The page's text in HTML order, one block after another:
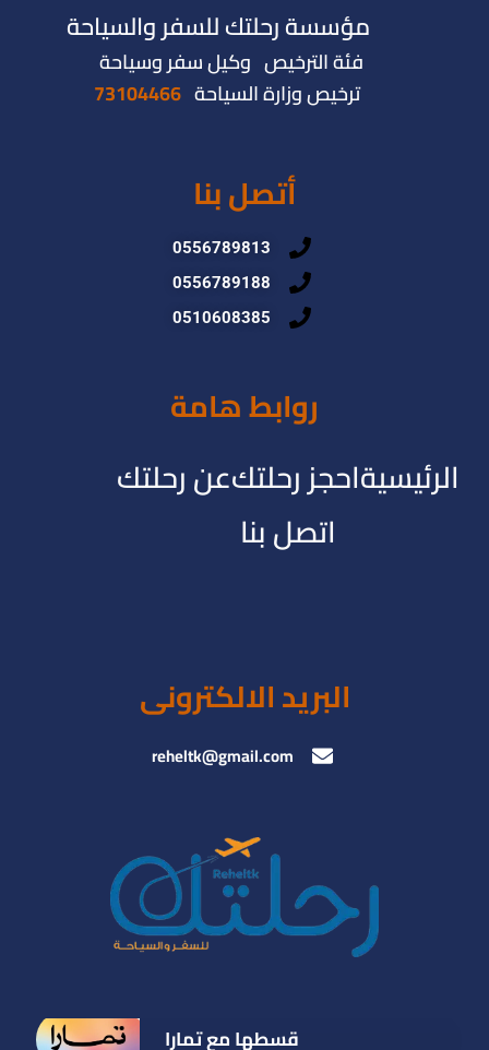
مؤسسة رحلتك للسفر والسياحة
فئة الترخيص وكيل سفر وسياحة
ترخيص وزارة السياحة 73104466
أتصل بنا
0556789813
0556789188
0510608385
روابط هامة
الرئيسيةاحجز رحلتكعن رحلتك
اتصل بنا
البريد الالكترونى
reheltk@gmail.com
قسطها مع تمارا